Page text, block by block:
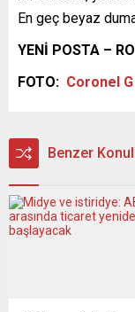
En geç beyaz
YENİ POSTA –
FOTO: Coronel G
Benzer